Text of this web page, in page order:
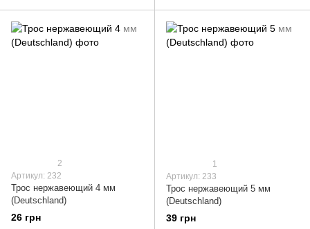
2
Артикул: 232
Трос нержавеющий 4 мм
(Deutschland)
26 грн
1
Артикул: 233
Трос нержавеющий 5 мм
(Deutschland)
39 грн